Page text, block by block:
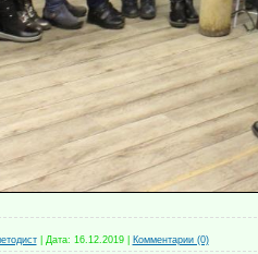
Дата: 16.12.2019 Комментарии (0)